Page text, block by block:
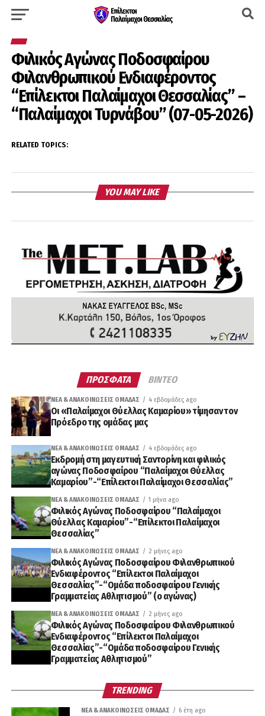
Φιλικός Αγώνας Ποδοσφαίρου
Φιλανθρωπικού Ενδιαφέροντος
“Επίλεκτοι Παλαίμαχοι Θεσσαλίας” –
“Παλαίμαχοι Τυρνάβου” (07-05-2026)
RELATED TOPICS:
YOU MAY LIKE
ΠΡΟΣΦΑΤΑ ΒΙΝΤΕΟ
ΝΈΑ & ΑΝΑΚΟΙΝΏΣΕΙΣ ΟΜΆΔΑΣ 4 εβδομάδες ago
Οι «Παλαίμαχοι Θύελλας Καμαρίου» τίμησαν τον
Πρόεδρο της ομάδας μας
ΝΈΑ & ΑΝΑΚΟΙΝΏΣΕΙΣ ΟΜΆΔΑΣ 4 εβδομάδες ago
Εκδρομή στη μαγευτική Σαντορίνη και φιλικός
αγώνας Ποδοσφαίρου “Παλαίμαχοι Θύελλας
Καμαρίου”-“Επίλεκτοι Παλαίμαχοι Θεσσαλίας”
ΝΈΑ & ΑΝΑΚΟΙΝΏΣΕΙΣ ΟΜΆΔΑΣ 1 μήνα ago
Φιλικός Αγώνας Ποδοσφαίρου “Παλαίμαχοι
Θύελλας Καμαρίου”-“Επίλεκτοι Παλαίμαχοι
Θεσσαλίας”
ΝΈΑ & ΑΝΑΚΟΙΝΏΣΕΙΣ ΟΜΆΔΑΣ 2 μήνες ago
Φιλικός Αγώνας Ποδοσφαίρου Φιλανθρωπικού
Ενδιαφέροντος “Επίλεκτοι Παλαίμαχοι
Θεσσαλίας”-“Ομάδα ποδοσφαίρου Γενικής
Γραμματείας Αθλητισμού” (ο αγώνας)
ΝΈΑ & ΑΝΑΚΟΙΝΏΣΕΙΣ ΟΜΆΔΑΣ 2 μήνες ago
Φιλικός Αγώνας Ποδοσφαίρου Φιλανθρωπικού
Ενδιαφέροντος “Επίλεκτοι Παλαίμαχοι
Θεσσαλίας”-“Ομάδα ποδοσφαίρου Γενικής
Γραμματείας Αθλητισμού”
TRENDING
ΝΈΑ & ΑΝΑΚΟΙΝΏΣΕΙΣ ΟΜΆΔΑΣ 6 έτη ago